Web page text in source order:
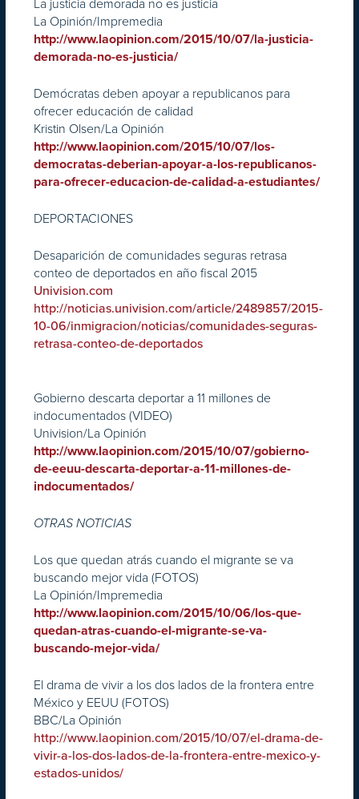
La Opinión/Impremedia
http://www.laopinion.com/2015/10/07/la-justicia-
demorada-no-es-justicia/
Demócratas deben apoyar a republicanos para
ofrecer educación de calidad
Kristin Olsen/La Opinión
http://www.laopinion.com/2015/10/07/los-
democratas-deberian-apoyar-a-los-republicanos-
para-ofrecer-educacion-de-calidad-a-estudiantes/
DEPORTACIONES
Desaparición de comunidades seguras retrasa
conteo de deportados en año fiscal 2015
Univision.com
http://noticias.univision.com/article/2489857/2015-
10-06/inmigracion/noticias/comunidades-seguras-
retrasa-conteo-de-deportados
Gobierno descarta deportar a 11 millones de
indocumentados (VIDEO)
Univision/La Opinión
http://www.laopinion.com/2015/10/07/gobierno-
de-eeuu-descarta-deportar-a-11-millones-de-
indocumentados/
OTRAS NOTICIAS
Los que quedan atrás cuando el migrante se va
buscando mejor vida (FOTOS)
La Opinión/Impremedia
http://www.laopinion.com/2015/10/06/los-que-
quedan-atras-cuando-el-migrante-se-va-
buscando-mejor-vida/
El drama de vivir a los dos lados de la frontera entre
México y EEUU (FOTOS)
BBC/La Opinión
http://www.laopinion.com/2015/10/07/el-drama-de-
vivir-a-los-dos-lados-de-la-frontera-entre-mexico-y-
estados-unidos/